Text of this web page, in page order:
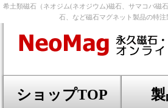
希土類磁石（ネオジム(ネオジウム)磁石、サマコバ磁
石、など磁石マグネット製品の特注
ショップTOP